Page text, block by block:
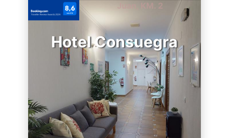
Juan, KM. 2
Hotel Consuegra